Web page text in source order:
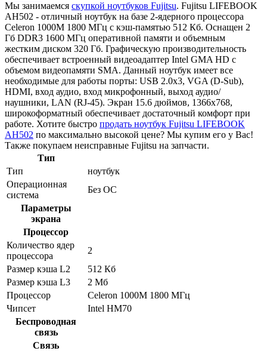
Мы занимаемся скупкой ноутбуков Fujitsu. Fujitsu LIFEBOOK
AH502 - отличный ноутбук на базе 2-ядерного процессора
Celeron 1000M 1800 МГц с кэш-памятью 512 Кб. Оснащен 2
Гб DDR3 1600 МГц оперативной памяти и объемным
жестким диском 320 Гб. Графическую производительность
обеспечивает встроенный видеоадаптер Intel GMA HD с
объемом видеопамяти SMA. Данный ноутбук имеет все
необходимые для работы порты: USB 2.0x3, VGA (D-Sub),
HDMI, вход аудио, вход микрофонный, выход аудио/
наушники, LAN (RJ-45). Экран 15.6 дюймов, 1366x768,
широкоформатный обеспечивает достаточный комфорт при
работе. Хотите быстро продать ноутбук Fujitsu LIFEBOOK
AH502 по максимально высокой цене? Мы купим его у Вас!
Также покупаем неисправные Fujitsu на запчасти.
Тип
Тип
ноутбук
Операционная
система
Без ОС
Параметры
экрана
Процессор
Количество ядер
процессора
2
Размер кэша L2
512 Кб
Размер кэша L3
2 Мб
Процессор
Celeron 1000M 1800 МГц
Чипсет
Intel HM70
Беспроводная
связь
Связь